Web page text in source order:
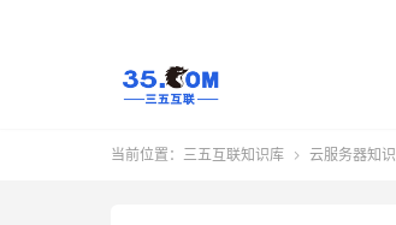
当前位置： 三五互联知识库  云服务器知识